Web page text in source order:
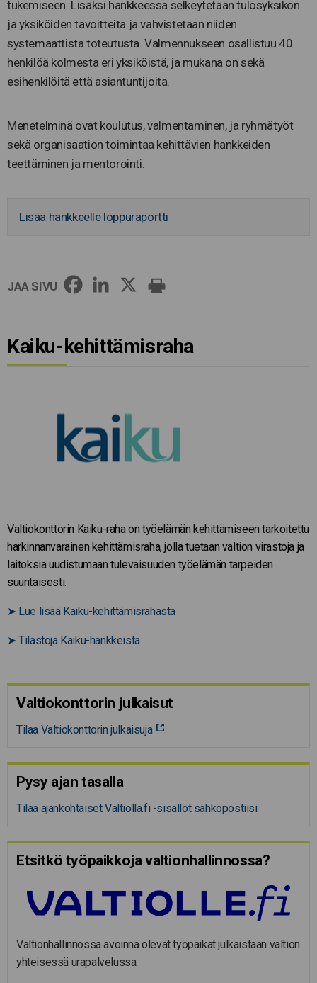
tukemiseen. Lisäksi hankkeessa selkeytetään tulosyksikön
ja yksiköiden tavoitteita ja vahvistetaan niiden
systemaattista toteutusta. Valmennukseen osallistuu 40
henkilöä kolmesta eri yksiköistä, ja mukana on sekä
esihenkilöitä että asiantuntijoita.
Menetelminä ovat koulutus, valmentaminen, ja ryhmätyöt
sekä organisaation toimintaa kehittävien hankkeiden
teettäminen ja mentorointi.
Lisää hankkeelle loppuraportti
JAA SIVU
Kaiku-kehittämisraha
Valtiokonttorin Kaiku-raha on työelämän kehittämiseen tarkoitettu
harkinnanvarainen kehittämisraha, jolla tuetaan valtion virastoja ja
laitoksia uudistumaan tulevaisuuden työelämän tarpeiden
suuntaisesti.
➤ Lue lisää Kaiku-kehittämisrahasta
➤ Tilastoja Kaiku-hankkeista
Valtiokonttorin julkaisut
Tilaa Valtiokonttorin julkaisuja
Pysy ajan tasalla
Tilaa ajankohtaiset Valtiolla.fi -sisällöt sähköpostiisi
Etsitkö työpaikkoja valtion­hal­lin­nossa?
Valtionhallinnossa avoinna olevat työpaikat julkaistaan valtion
yhteisessä urapalvelussa.